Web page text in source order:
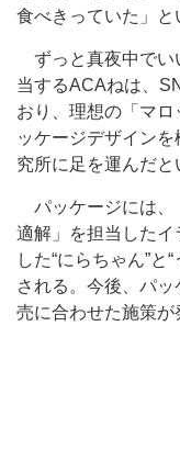
食べきっていた」と
ずっと真夜中でい
当するACAねは、
おり、理想の「マ
ッケージデザイン
究所に足を運んだと
パッケージには、
適解」を担当した
した“にらちゃん”と
される。今後、パ
売に合わせた施策が